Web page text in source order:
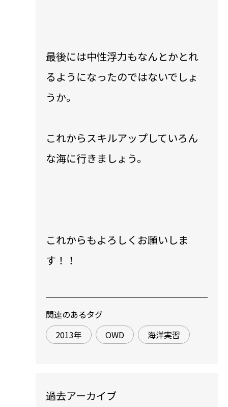
最後には中性浮力もなんとかとれ
るようになったのではないでしょ
うか。
これからスキルアップしていろん
な海に行きましょう。
これからもよろしくお願いしま
す！！
関連のあるタグ
2013年
OWD 海洋実習
過去アーカイブ